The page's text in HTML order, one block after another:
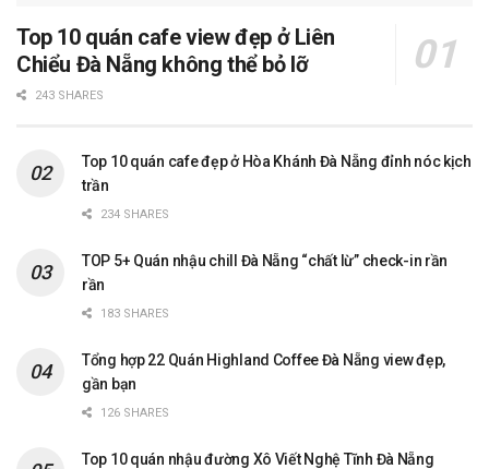
Top 10 quán cafe view đẹp ở Liên
Chiểu Đà Nẵng không thể bỏ lỡ
243 SHARES
Top 10 quán cafe đẹp ở Hòa Khánh Đà Nẵng đỉnh nóc kịch
trần
234 SHARES
TOP 5+ Quán nhậu chill Đà Nẵng “chất lừ” check-in rần
rần
183 SHARES
Tổng hợp 22 Quán Highland Coffee Đà Nẵng view đẹp,
gần bạn
126 SHARES
Top 10 quán nhậu đường Xô Viết Nghệ Tĩnh Đà Nẵng